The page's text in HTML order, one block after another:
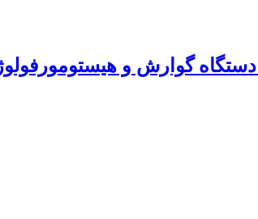
دستگاه گوارش و